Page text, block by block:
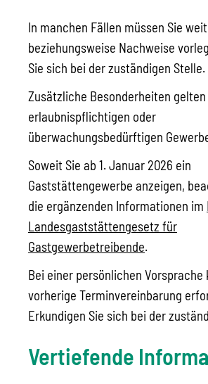
In manchen Fällen müssen Sie
beziehungsweise Nachweise
Sie sich bei der zuständigen Stelle.
Zusätzliche Besonderheiten
erlaubnispflichtigen oder
überwachungsbedürftigen
Soweit Sie ab 1. Januar 2026 ein
Gaststättengewerbe anzeigen,
die ergänzenden Informationen im
Landesgaststättengesetz für
Gastgewerbetreibende.
Bei einer persönlichen Vorsprache
vorherige Terminvereinbarung
Erkundigen Sie sich bei der
Vertiefende